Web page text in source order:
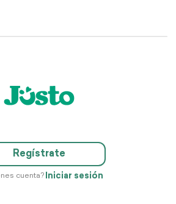
Regístrate
cuenta? Iniciar sesión